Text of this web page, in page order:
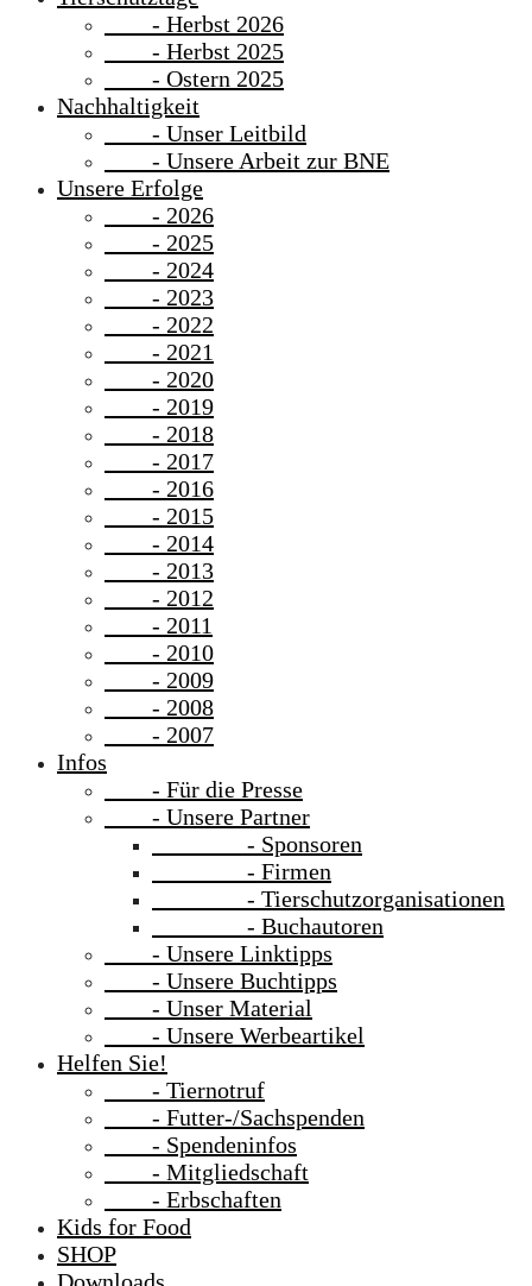
- Herbst 2026
- Herbst 2025
- Ostern 2025
Nachhaltigkeit
- Unser Leitbild
- Unsere Arbeit zur BNE
Unsere Erfolge
- 2026
- 2025
- 2024
- 2023
- 2022
- 2021
- 2020
- 2019
- 2018
- 2017
- 2016
- 2015
- 2014
- 2013
- 2012
- 2011
- 2010
- 2009
- 2008
- 2007
Infos
- Für die Presse
- Unsere Partner
- Sponsoren
- Firmen
- Tierschutzorganisationen
- Buchautoren
- Unsere Linktipps
- Unsere Buchtipps
- Unser Material
- Unsere Werbeartikel
Helfen Sie!
- Tiernotruf
- Futter-/Sachspenden
- Spendeninfos
- Mitgliedschaft
- Erbschaften
Kids for Food
SHOP